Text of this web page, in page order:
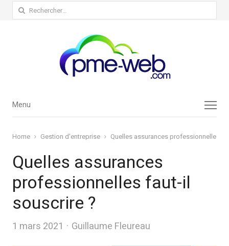
Rechercher :
Menu
Menu
Home Gestion d'entreprise Quelles assurances professionnelles
Quelles assurances
professionnelles faut-il
souscrire ?
1 mars 2021 Author
Guillaume Fleureau